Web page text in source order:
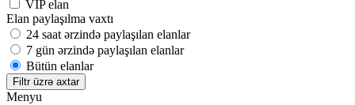
VIP elan
Elan paylaşılma vaxtı
24 saat ərzində paylaşılan elanlar
7 gün ərzində paylaşılan elanlar
Bütün elanlar
Filtr üzrə axtar
Menyu